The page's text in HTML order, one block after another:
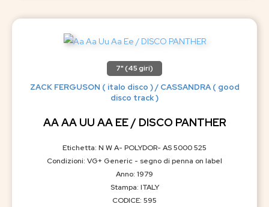
7" (45 giri)
ZACK FERGUSON ( italo disco ) / CASSANDRA ( good
disco track )
AA AA UU AA EE / DISCO PANTHER
Etichetta: N W A- POLYDOR- AS 5000 525
Condizioni: VG+ Generic - segno di penna on label
Anno: 1979
Stampa: ITALY
CODICE: 595